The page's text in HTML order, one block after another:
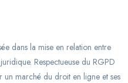
dans la mise en relation entre
Respectueuse du RGPD
un marché du droit en ligne et ses